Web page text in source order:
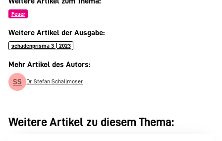
Feuer
Weitere Artikel der Ausgabe:
schadenprisma 3 | 2023
Mehr Artikel des Autors:
SS Dr. Stefan Schallmoser
Weitere Artikel zu diesem Thema: